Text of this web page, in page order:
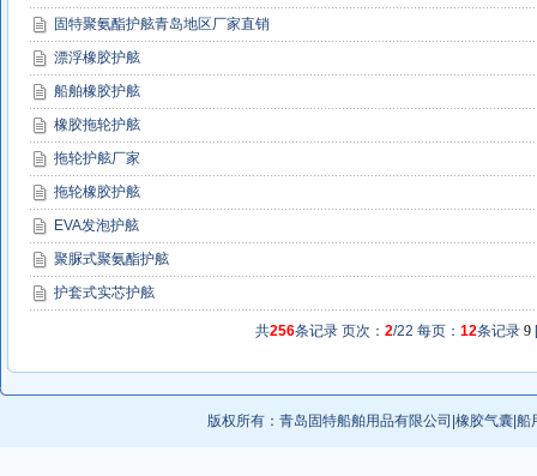
固特聚氨酯护舷青岛地区厂家直销
漂浮橡胶护舷
船舶橡胶护舷
橡胶拖轮护舷
拖轮护舷厂家
拖轮橡胶护舷
EVA发泡护舷
聚脲式聚氨酯护舷
护套式实芯护舷
共256条记录 页次： 2/22 每页： 12条记录 9[
版权所有： 青岛固特船舶用品有限公司 橡胶气囊 船